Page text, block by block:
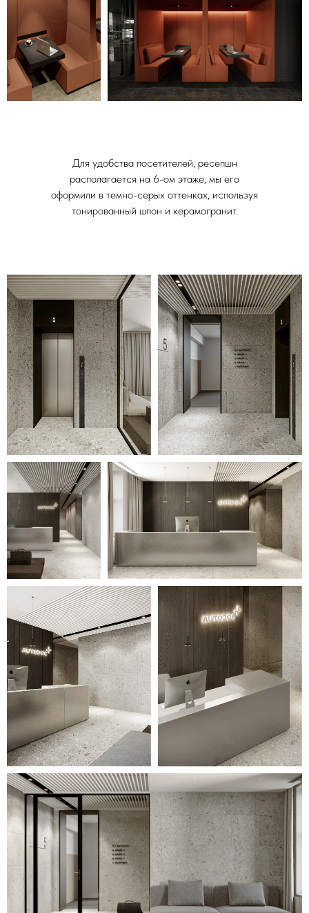
Для удобства посетителей, ресепшн
располагается на 6-ом этаже, мы его
оформили в темно-серых оттенках, используя
тонированный шпон и керамогранит.